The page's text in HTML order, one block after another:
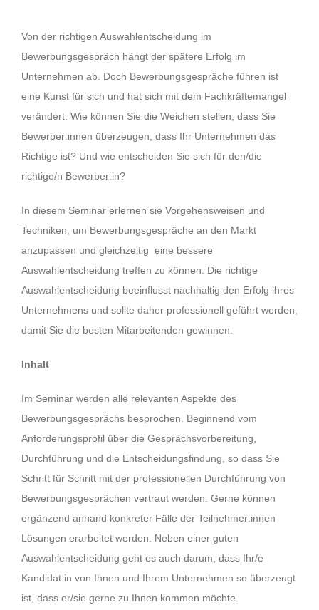
Von der richtigen Auswahlentscheidung im
Bewerbungsgespräch hängt der spätere Erfolg im
Unternehmen ab. Doch Bewerbungsgespräche führen ist
eine Kunst für sich und hat sich mit dem Fachkräftemangel
verändert. Wie können Sie die Weichen stellen, dass Sie
Bewerber:innen überzeugen, dass Ihr Unternehmen das
Richtige ist? Und wie entscheiden Sie sich für den/die
richtige/n Bewerber:in?
In diesem Seminar erlernen sie Vorgehensweisen und
Techniken, um Bewerbungsgespräche an den Markt
anzupassen und gleichzeitig eine bessere
Auswahlentscheidung treffen zu können. Die richtige
Auswahlentscheidung beeinflusst nachhaltig den Erfolg ihres
Unternehmens und sollte daher professionell geführt werden,
damit Sie die besten Mitarbeitenden gewinnen.
Inhalt
Im Seminar werden alle relevanten Aspekte des
Bewerbungsgesprächs besprochen. Beginnend vom
Anforderungsprofil über die Gesprächsvorbereitung,
Durchführung und die Entscheidungsfindung, so dass Sie
Schritt für Schritt mit der professionellen Durchführung von
Bewerbungsgesprächen vertraut werden. Gerne können
ergänzend anhand konkreter Fälle der Teilnehmer:innen
Lösungen erarbeitet werden. Neben einer guten
Auswahlentscheidung geht es auch darum, dass Ihr/e
Kandidat:in von Ihnen und Ihrem Unternehmen so überzeugt
ist, dass er/sie gerne zu Ihnen kommen möchte.